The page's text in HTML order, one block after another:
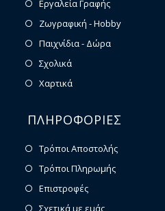
Εργαλεία Γραφής
Ζωγραφική - Hobby
Παιχνίδια - Δώρα
Σχολικά
Χαρτικά
ΠΛΗΡΟΦΟΡΙΕΣ
Τρόποι Αποστολής
Τρόποι Πληρωμής
Επιστροφές
Σχετικά με εμάς